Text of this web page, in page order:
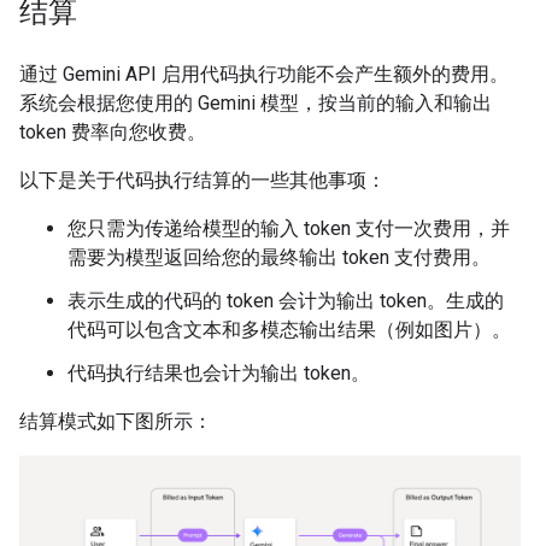
结算
通过 Gemini API 启用代码执行功能不会产生额外的费用。
系统会根据您使用的 Gemini 模型，按当前的输入和输出
token 费率向您收费。
以下是关于代码执行结算的一些其他事项：
您只需为传递给模型的输入 token 支付一次费用，并
需要为模型返回给您的最终输出 token 支付费用。
表示生成的代码的 token 会计为输出 token。生成的
代码可以包含文本和多模态输出结果（例如图片）。
代码执行结果也会计为输出 token。
结算模式如下图所示：